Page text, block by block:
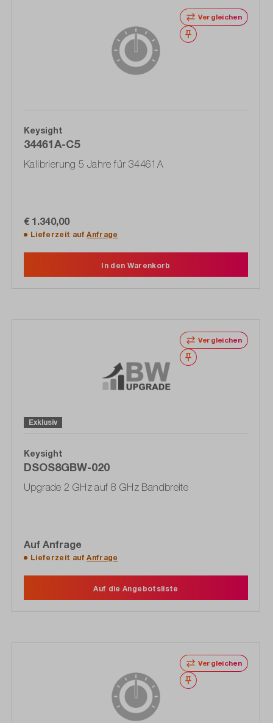
Vergleichen
Merken
Keysight
34461A-C5
Kalibrierung 5 Jahre für 34461A
€ 1.340,00
Lieferzeit aufAnfrage
In den Warenkorb
Vergleichen
Merken
Exklusiv
Keysight
DSOS8GBW-020
Upgrade 2 GHz auf 8 GHz Bandbreite
Auf Anfrage
Lieferzeit aufAnfrage
Auf die Angebotsliste
Vergleichen
Merken